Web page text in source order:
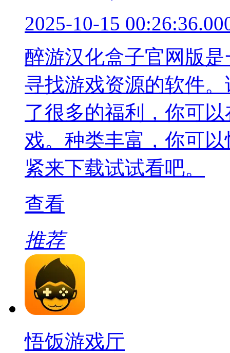
2025-10-15
醉游汉化盒子官网版
寻找游戏资源的软件
了很多的福利，你可
戏。种类丰富，你可
紧来下载试试看吧。
查看
推荐
悟饭游戏厅